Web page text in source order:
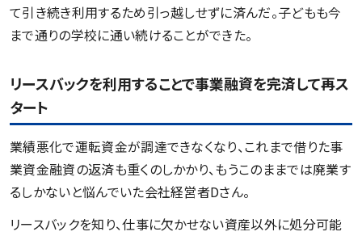
て引き続き利用するため引っ越しせずに済んだ。子どもも今
まで通りの学校に通い続けることができた。
リースバックを利用することで事業融資を完済して再ス
タート
業績悪化で運転資金が調達できなくなり、これまで借りた事
業資金融資の返済も重くのしかかり、もうこのままでは廃業す
るしかないと悩んでいた会社経営者Dさん。
リースバックを知り、仕事に欠かせない資産以外に処分可能